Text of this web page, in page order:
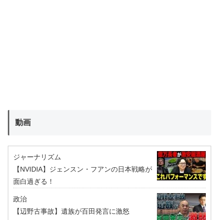
動画
ジャーナリズム
【NVIDIA】ジェンスン・フアンの日本戦略が
面白過ぎる！
政治
【辺野古事故】遺族が百田発言に激怒